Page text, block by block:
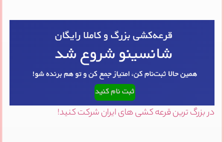
در بزرگ ترین قرعه کشی های ایران شرکت کنید!